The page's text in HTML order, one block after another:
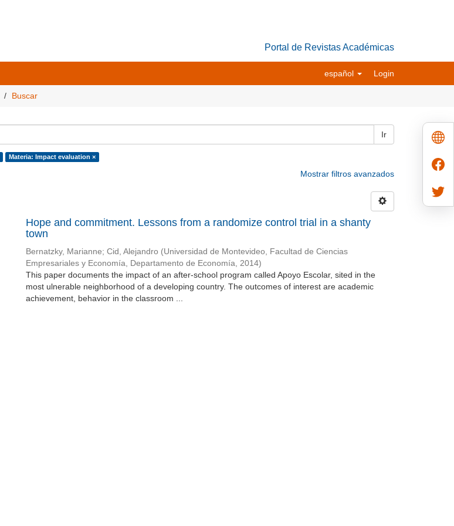
Portal de Revistas Académicas
español Login
Buscar
Ir
Materia: Impact evaluation ×
Mostrar filtros avanzados
Hope and commitment. Lessons from a randomize control trial in a shanty
town
Bernatzky, Marianne; Cid, Alejandro (Universidad de Montevideo, Facultad de Ciencias
Empresariales y Economía, Departamento de Economía, 2014)
This paper documents the impact of an after-school program called Apoyo Escolar, sited in the
most ulnerable neighborhood of a developing country. The outcomes of interest are academic
achievement, behavior in the classroom ...